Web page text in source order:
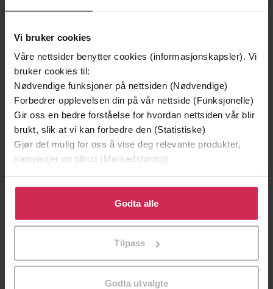
Vi bruker cookies
Våre nettsider benytter cookies (informasjonskapsler). Vi
bruker cookies til:
Nødvendige funksjoner på nettsiden (Nødvendige)
Forbedrer opplevelsen din på vår nettside (Funksjonelle)
Gir oss en bedre forståelse for hvordan nettsiden vår blir
brukt, slik at vi kan forbedre den (Statistiske)
Gjør det mulig for oss å vise deg relevante produkter,
kampanjer og tilbud (Markedsføring)
Klikk på «Godta alle» for å gi oss ditt samtykke til å
bruke cookies for alle disse formålene. Du kan også
tilpasse ditt samtykke til spesifikke formål ved å klikke
Godta alle
Tilpass
Godta utvalgte
Premium
Jo Nesbø
Premium
Jørn Lier Horst